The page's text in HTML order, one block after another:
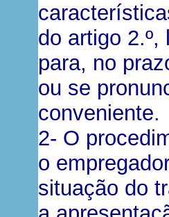
do artigo
para, no
ou se
conveniente.
2- O
o
situação do